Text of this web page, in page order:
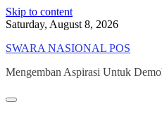
Skip to content
Saturday, August 8, 2026
SWARA NASIONAL POS
Mengemban Aspirasi Untuk